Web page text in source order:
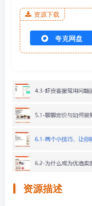
资源下载
夸克网盘
资源描述